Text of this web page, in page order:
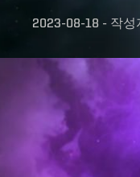
2023-08-18 - 작성